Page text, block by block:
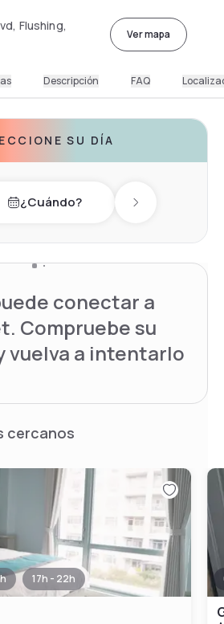
Flushing,
Ver mapa
Descripción FAQ
SU DÍA
day¿Cuándo? Next day
conectar a
Compruebe su
vuelva a intentarlo
cercanos
17h - 22h